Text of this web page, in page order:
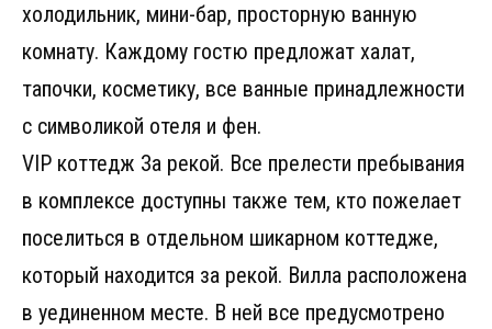
холодильник, мини-бар, просторную ванную
комнату. Каждому гостю предложат халат,
тапочки, косметику, все ванные принадлежности
с символикой отеля и фен.
VIP коттедж За рекой. Все прелести пребывания
в комплексе доступны также тем, кто пожелает
поселиться в отдельном шикарном коттедже,
который находится за рекой. Вилла расположена
в уединенном месте. В ней все предусмотрено